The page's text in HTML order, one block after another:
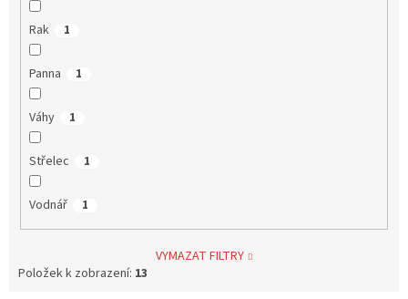
Rak 1
Panna 1
Váhy 1
Střelec 1
Vodnář 1
VYMAZAT FILTRY
Položek k zobrazení: 13